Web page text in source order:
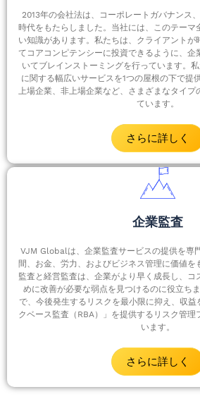
2013年の会社法は、コーポレートガバナンス
時代をもたらしました。当社には、このテーマ
い知識があります。私たちは、クライアントが
てコアコンピテンシーに投資できるように、企
いてブレインストーミングを行っています。
に関する幅広いサービスを1つの屋根の下で提
上場企業、非上場企業など、さまざまなタイプ
ています。
さらに詳しく
企業監査
VJM Globalは、企業監査サービスの提供を専
間、お金、労力、およびビジネス管理に価値を
監査と経営監査は、企業がより早く成長し、コ
めに改善が必要な弱点を見つけるのに役立ち
で、今後発生するリスクを最小限に抑え、収益
クベース監査（RBA）」を提供するリスク管理
います。
さらに詳しく